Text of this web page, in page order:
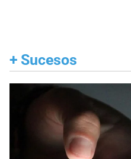
+ Sucesos